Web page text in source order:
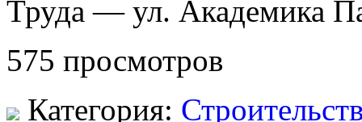
Труда — ул. Академика
575 просмотров
Категория: